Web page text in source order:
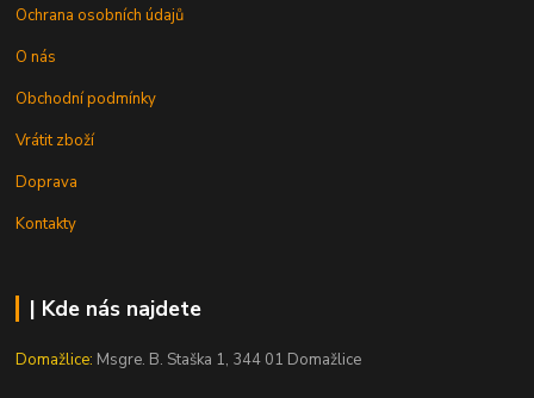
Ochrana osobních údajů
O nás
Obchodní podmínky
Vrátit zboží
Doprava
Kontakty
| Kde nás najdete
Domažlice: Msgre. B. Staška 1, 344 01 Domažlice